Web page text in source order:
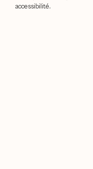
accessibilité.